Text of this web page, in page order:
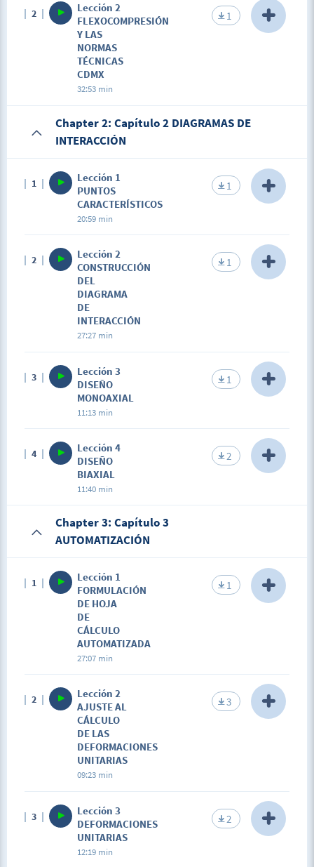
El estudiante comprenderá el concepto de
flexocompresión, así como las acciones que la
generan.
2
Lección 2
FLEXOCOMPRESIÓN
Y LAS
NORMAS
TÉCNICAS
CDMX
32:53 min
1
El estudiante comprenderá la relación entre las
normas técnicas complementarias de Cd. de México
y el modelo empleado para evaluar los diagramas
Chapter 2: Capítulo 2 DIAGRAMAS DE
INTERACCIÓN
1
Lección 1
PUNTOS
CARACTERÍSTICOS
20:59 min
1
El estudiante conocerá los puntos que definen la
superficie de interacción de una columna.
2
Lección 2
CONSTRUCCIÓN
DEL
DIAGRAMA
DE
INTERACCIÓN
27:27 min
1
El estudiante construirá el diagrama de interacción
de una columna rectangular sobre una hoja de
cálculo.
3
Lección 3
DISEÑO
MONOAXIAL
11:13 min
1
El alumno comprenderá el concepto monoaxial y
evaluará el diagrama de interacción monoaxial
para dos direcciones ortogonales.
4
Lección 4
DISEÑO
BIAXIAL
11:40 min
2
El estudiante comprenderá el concepto biaxial y
evaluará la capacidad de una columna rectangular
sujeta a acción biaxial.
Chapter 3: Capítulo 3
AUTOMATIZACIÓN
1
Lección 1
FORMULACIÓN
DE HOJA
DE
CÁLCULO
AUTOMATIZADA
27:07 min
1
El estudiante entenderá y desarrollará una hoja de
cálculo mediante formulas que le permitan
simplificar el proceso manual previamente
aprendido.
2
Lección 2
AJUSTE AL
CÁLCULO
DE LAS
DEFORMACIONES
UNITARIAS
09:23 min
3
El estudiante entenderá de una manera gráfica las
restricciones normativas en la evaluación de las
deformaciones unitarias.
3
Lección 3
DEFORMACIONES
UNITARIAS
12:19 min
2